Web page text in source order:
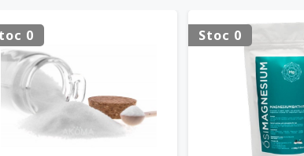
0 Stoc 0